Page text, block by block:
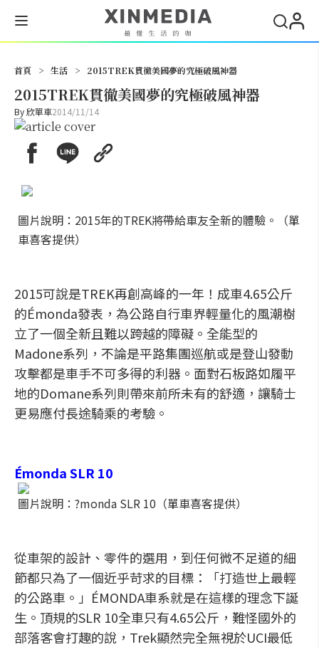
首頁 > 生活 > 2015TREK貫徹美國夢的究極破風神器
2015TREK貫徹美國夢的究極破風神器
By欣單車2014/11/14
圖片說明：2015年的TREK將帶給車友全新的體驗。（單
車喜客提供）
2015可說是TREK再創高峰的一年！成車4.65公斤
的Émonda發表，為公路自行車界輕量化的風潮樹
立了一個全新且難以跨越的障礙。全能型的
Madone系列，不論是平路集團巡航或是登山發動
攻擊都是車手不可多得的利器。面對石板路如履平
地的Domane系列則帶來前所未有的舒適，讓騎士
更易應付長途騎乘的考驗。
Émonda SLR 10
圖片說明：?monda SLR 10（單車喜客提供）
從車架的設計、零件的選用，到任何微不足道的細
節都只為了一個近乎苛求的目標：「打造世上最輕
的公路車。」ÉMONDA車系就是在這樣的理念下誕
生。頂規的SLR 10全車只有4.65公斤，難怪國外的
部落客會打趣的說，Trek顯然完全無視於UCI最低